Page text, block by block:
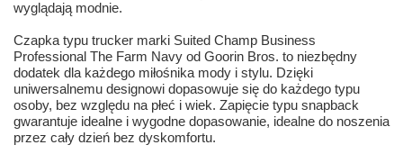
wyglądają modnie.
Czapka typu trucker marki Suited Champ Business
Professional The Farm Navy od Goorin Bros. to niezbędny
dodatek dla każdego miłośnika mody i stylu. Dzięki
uniwersalnemu designowi dopasowuje się do każdego typu
osoby, bez względu na płeć i wiek. Zapięcie typu snapback
gwarantuje idealne i wygodne dopasowanie, idealne do noszenia
przez cały dzień bez dyskomfortu.